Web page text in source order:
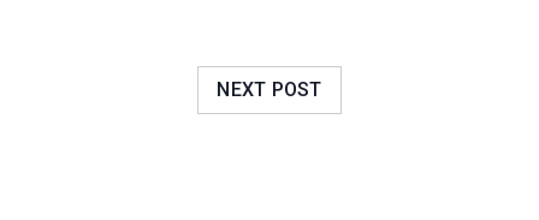
NEXT POST